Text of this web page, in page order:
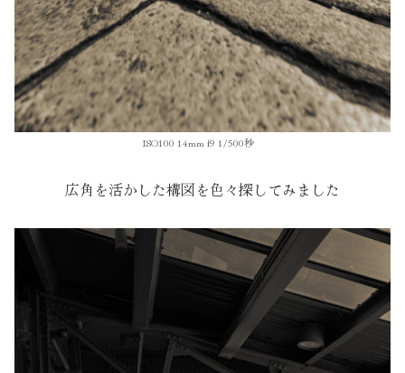
ISO100 14mm f9 1/500秒
広角を活かした構図を色々探してみました